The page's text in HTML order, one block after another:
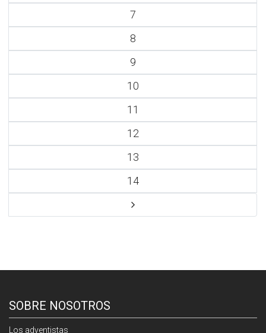
7
8
9
10
11
12
13
14
SOBRE NOSOTROS
Los adventistas